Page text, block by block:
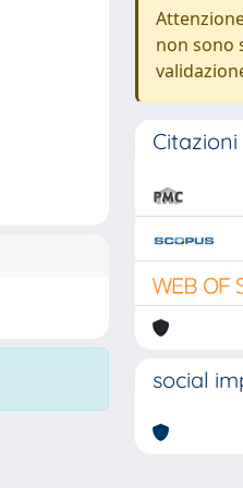
non sono
Citazioni
social